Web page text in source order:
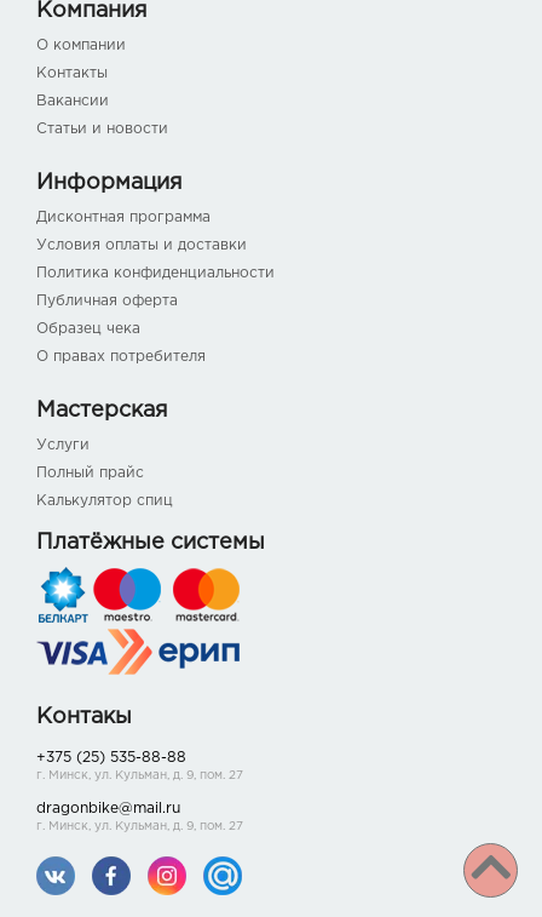
Компания
О компании
Контакты
Вакансии
Статьи и новости
Информация
Дисконтная программа
Условия оплаты и доставки
Политика конфиденциальности
Публичная оферта
Образец чека
О правах потребителя
Мастерская
Услуги
Полный прайс
Калькулятор спиц
Платёжные системы
Контакы
+375 (25) 535-88-88
г. Минск, ул. Кульман, д. 9, пом. 27
dragonbike@mail.ru
г. Минск, ул. Кульман, д. 9, пом. 27